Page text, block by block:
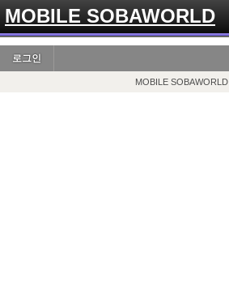
MOBILE SOBAWORLD
로그인
MOBILE SOBAWORLD